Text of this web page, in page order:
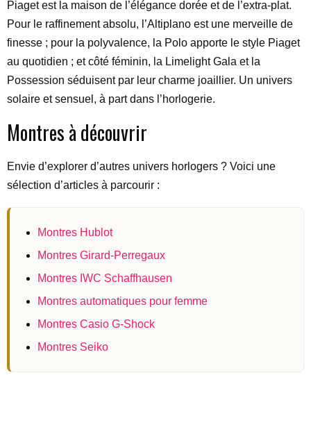
Piaget est la maison de l’élégance dorée et de l’extra-plat.
Pour le raffinement absolu, l’Altiplano est une merveille de
finesse ; pour la polyvalence, la Polo apporte le style Piaget
au quotidien ; et côté féminin, la Limelight Gala et la
Possession séduisent par leur charme joaillier. Un univers
solaire et sensuel, à part dans l’horlogerie.
Montres à découvrir
Envie d’explorer d’autres univers horlogers ? Voici une
sélection d’articles à parcourir :
Montres Hublot
Montres Girard-Perregaux
Montres IWC Schaffhausen
Montres automatiques pour femme
Montres Casio G-Shock
Montres Seiko